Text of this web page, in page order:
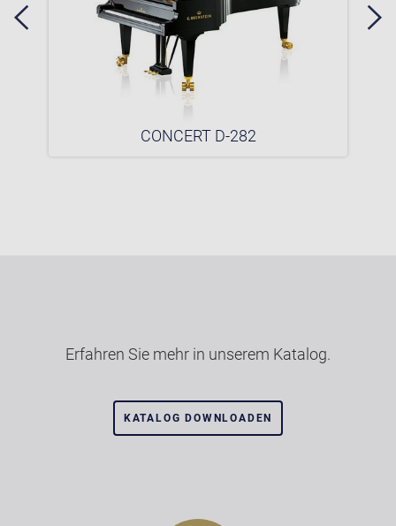
CONCERT D-282
Erfahren Sie mehr in unserem Katalog.
KATALOG DOWNLOADEN